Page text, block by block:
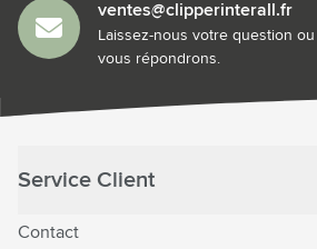
ventes@clipperinterall.fr
Laissez-nous votre question
vous répondrons.
Service Client
Contact